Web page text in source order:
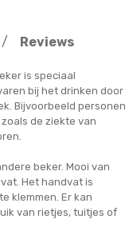
/ Reviews
is speciaal
bij het drinken door
Bijvoorbeeld personen
de ziekte van
beker. Mooi van
Het handvat is
klemmen. Er kan
van rietjes, tuitjes of